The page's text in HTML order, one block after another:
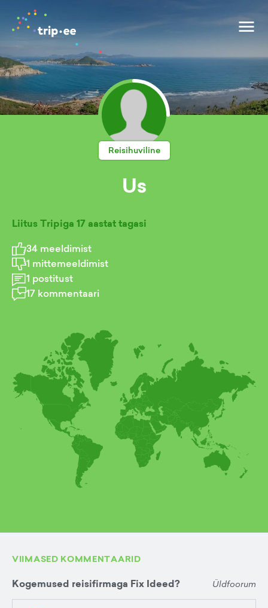
Reisihuviline
Us
Liitus Tripiga 17 aastat tagasi
34 meeldimist
1 mittemeeldimist
1 postitust
17 kommentaari
VIIMASED KOMMENTAARID
Kogemused reisifirmaga Fix Ideed? Üldfoorum